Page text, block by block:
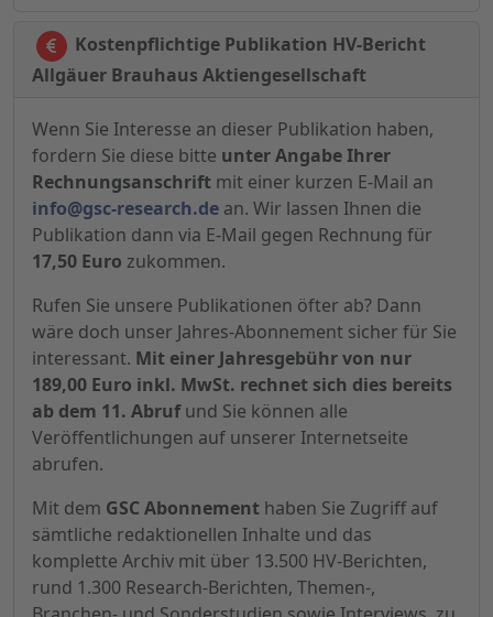
Kostenpflichtige Publikation HV-Bericht
Allgäuer Brauhaus Aktiengesellschaft
Wenn Sie Interesse an dieser Publikation haben,
fordern Sie diese bitte unter Angabe Ihrer
Rechnungsanschrift mit einer kurzen E-Mail an
info@gsc-research.de an. Wir lassen Ihnen die
Publikation dann via E-Mail gegen Rechnung für
17,50 Euro zukommen.
Rufen Sie unsere Publikationen öfter ab? Dann
wäre doch unser Jahres-Abonnement sicher für Sie
interessant. Mit einer Jahresgebühr von nur
189,00 Euro inkl. MwSt. rechnet sich dies bereits
ab dem 11. Abrufund Sie können alle
Veröffentlichungen auf unserer Internetseite
abrufen.
Mit dem GSC Abonnement haben Sie Zugriff auf
sämtliche redaktionellen Inhalte und das
komplette Archiv mit über 13.500 HV-Berichten,
rund 1.300 Research-Berichten, Themen-,